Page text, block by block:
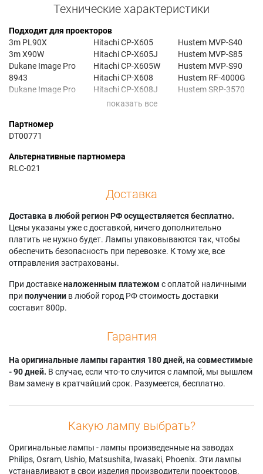
Технические характеристики
Подходит для проекторов
3m PL90X
3m X90W
Dukane Image Pro
8943
Dukane Image Pro
Hitachi CP-X505W
Hitachi CP-X600
Hitachi CP-X605
Hitachi CP-X605J
Hitachi CP-X605W
Hitachi CP-X608
Hitachi CP-X608J
Hitachi HCP-6600X
Hustem MVP-S40
Hustem MVP-S85
Hustem MVP-S90
Hustem RF-4000G
Hustem SRP-3570
Партномер
DT00771
Альтернативные партномера
RLC-021
Доставка
Доставка в любой регион РФ осуществляется бесплатно.
Цены указаны уже с доставкой, ничего дополнительно
платить не нужно будет. Лампы упаковываются так, чтобы
обеспечить безопасность при перевозке. К тому же, все
отправления застрахованы.
При доставкеналоженным платежом с оплатой наличными
при получении в любой город РФ стоимость доставки
составит 800р.
Гарантия
На оригинальные лампы гарантия 180 дней, на совместимые
- 90 дней. В случае, если что-то случится с лампой, мы вышлем
Вам замену в кратчайший срок. Разумеется, бесплатно.
Какую лампу выбрать?
Оригинальные лампы - лампы произведенные на заводах
Philips, Osram, Ushio, Matsushita, Iwasaki, Phoenix. Эти лампы
устанавливают в свои изделия производители проекторов.